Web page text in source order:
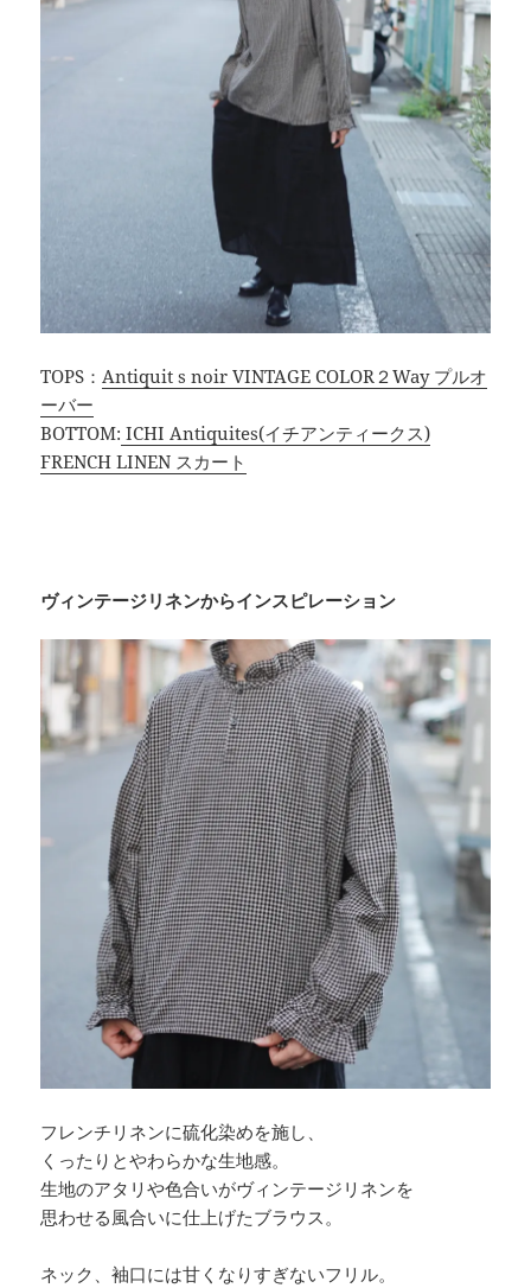
TOPS： Antiquit s noir VINTAGE COLOR２Way プルオ
ーバー
BOTTOM: ICHI Antiquites(イチアンティークス)
FRENCH LINEN スカート
ヴィンテージリネンからインスピレーション
フレンチリネンに硫化染めを施し、
くったりとやわらかな生地感。
生地のアタリや色合いがヴィンテージリネンを
思わせる風合いに仕上げたブラウス。
ネック、袖口には甘くなりすぎないフリル。